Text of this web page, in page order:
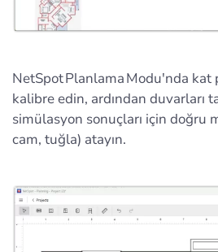
NetSpot Planlama Modu'nda kat
kalibre edin, ardından duvarları
simülasyon sonuçları için doğru
cam, tuğla) atayın.